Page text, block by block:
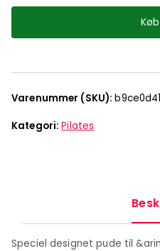
Varenummer (SKU):
Kategori:Pilates
Speciel designet pude til